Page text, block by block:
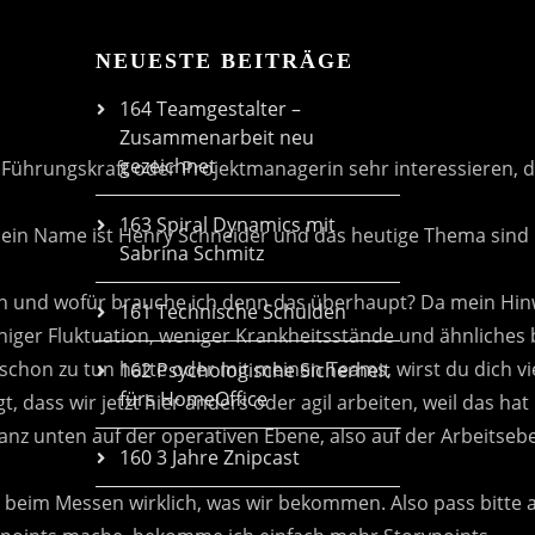
NEUESTE BEITRÄGE
164 Teamgestalter –
Zusammenarbeit neu
gezeichnet
163 Spiral Dynamics mit
Sabrina Schmitz
161 Technische Schulden
162 Psychologische Sicherheit
fürs HomeOffice
160 3 Jahre Znipcast